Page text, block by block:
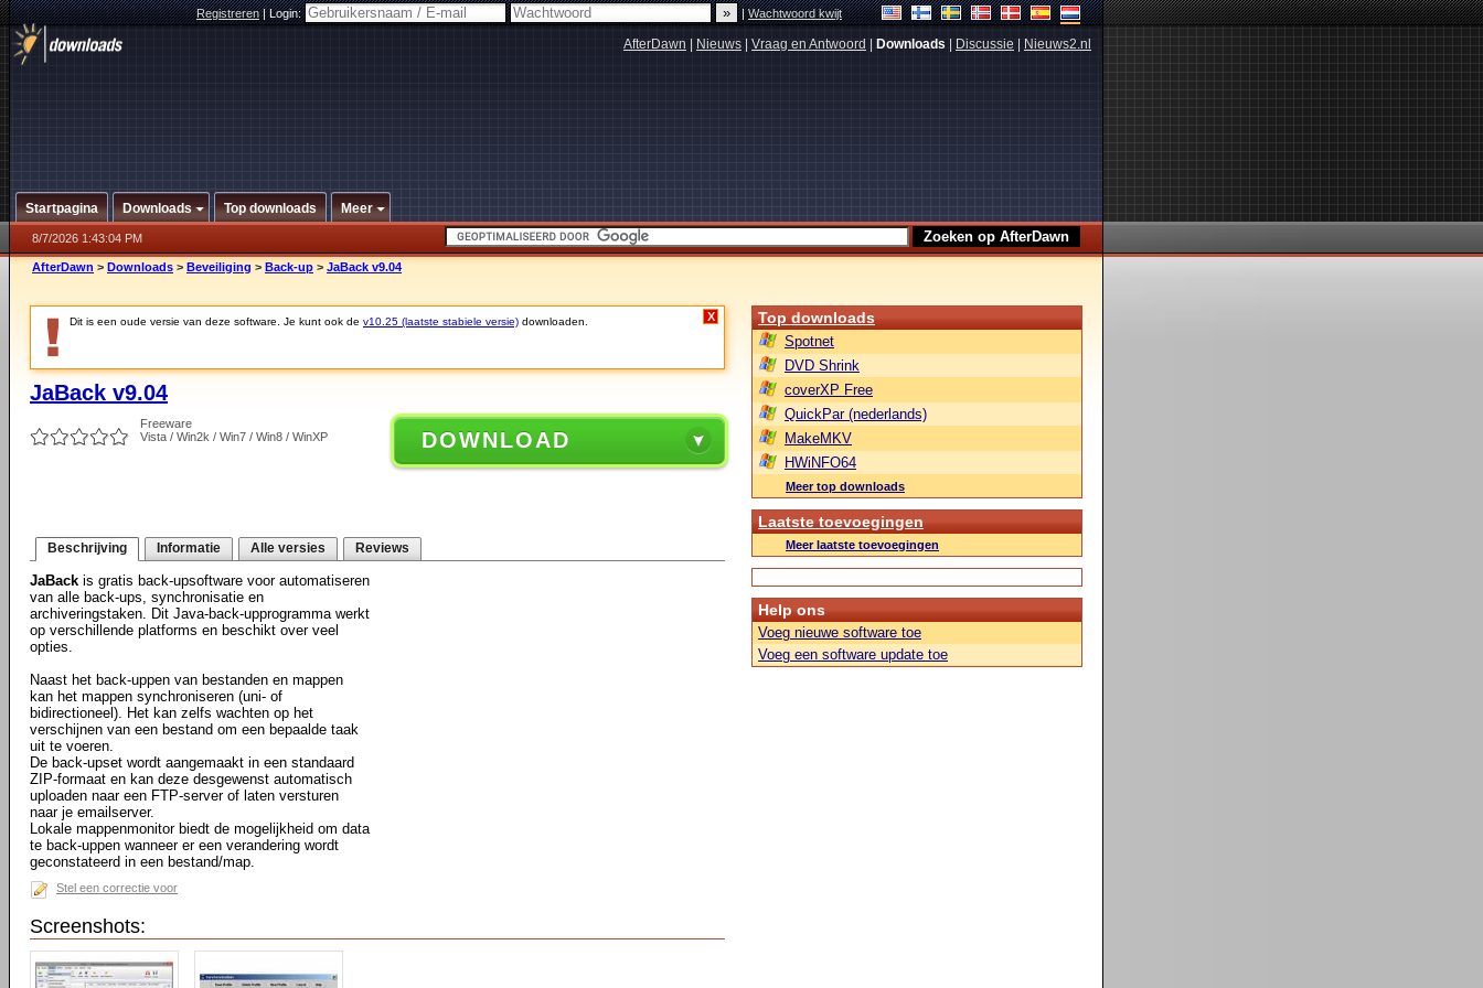
Registreren|Login: |Wachtwoord kwijt
AfterDawn Nieuws Vraag en Antwoord Downloads Discussie Nieuws2.nl
Startpagina Downloads Top downloads Meer
8/7/2026 1:43:04 PM
AfterDawn > Downloads > Beveiliging > Back-up > JaBack v9.04
Dit is een oude versie van deze software. Je kunt ook de v10.25 (laatste stabiele versie) downloaden. X
JaBack v9.04
Freeware
Vista / Win2k / Win7 / Win8 / WinXP
DOWNLOAD
Beschrijving Informatie Alle versies Reviews
JaBack is gratis back-upsoftware voor automatiseren
van alle back-ups, synchronisatie en
archiveringstaken. Dit Java-back-upprogramma werkt
op verschillende platforms en beschikt over veel
opties.
Naast het back-uppen van bestanden en mappen
kan het mappen synchroniseren (uni- of
bidirectioneel). Het kan zelfs wachten op het
verschijnen van een bestand om een bepaalde taak
uit te voeren.
De back-upset wordt aangemaakt in een standaard
ZIP-formaat en kan deze desgewenst automatisch
uploaden naar een FTP-server of laten versturen
naar je emailserver.
Lokale mappenmonitor biedt de mogelijkheid om data
te back-uppen wanneer er een verandering wordt
geconstateerd in een bestand/map.
Stel een correctie voor
Screenshots:
Top downloads
Spotnet
DVD Shrink
coverXP Free
QuickPar (nederlands)
MakeMKV
HWiNFO64
Meer top downloads
Laatste toevoegingen
Meer laatste toevoegingen
Help ons
Voeg nieuwe software toe
Voeg een software update toe